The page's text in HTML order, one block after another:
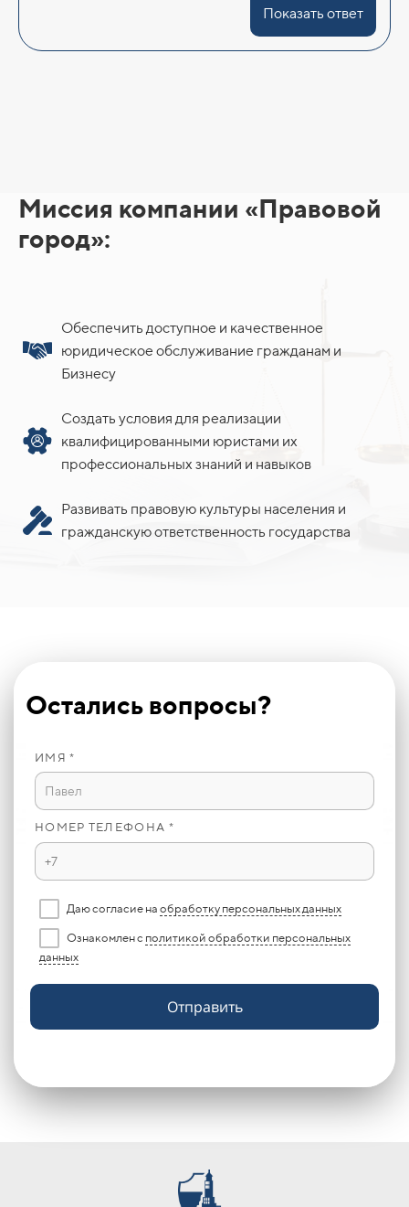
Показать ответ
Миссия компании «Правовой
город»:
Обеспечить доступное и качественное
юридическое обслуживание гражданам и
Бизнесу
Создать условия для реализации
квалифицированными юристами их
профессиональных знаний и навыков
Развивать правовую культуры населения и
гражданскую ответственность государства
Остались вопросы?
ИМЯ *
НОМЕР ТЕЛЕФОНА *
Даю согласие на обработку персональных данных
Ознакомлен с политикой обработки персональных
данных
Отправить